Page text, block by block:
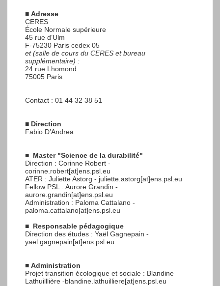
■ Adresse
CERES
École Normale supérieure
45 rue d’Ulm
F-75230 Paris cedex 05
et (salle de cours du CERES et bureau
supplémentaire) :
24 rue Lhomond
75005 Paris
Contact : 01 44 32 38 51
■ Direction
Fabio D’Andrea
■ Master "Science de la durabilité"
Direction : Corinne Robert -
corinne.robert[at]ens.psl.eu
ATER : Juliette Astorg - juliette.astorg[at]ens.psl.eu
Fellow PSL : Aurore Grandin -
aurore.grandin[at]ens.psl.eu
Administration : Paloma Cattalano -
paloma.cattalano[at]ens.psl.eu
■ Responsable pédagogique
Direction des études : Yaël Gagnepain -
yael.gagnepain[at]ens.psl.eu
■ Administration
Projet transition écologique et sociale : Blandine
Lathuilllière -blandine.lathuilliere[at]ens.psl.eu